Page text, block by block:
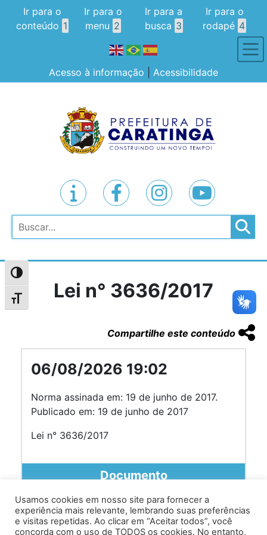
Alternar alto contraste
Alternar tamanho da fonte
Ir para o
conteúdo 1
Ir para o
menu 2
Ir para a
busca 3
Ir para o
rodapé 4
Acesso à informação Acessibilidade
Pesquisar
Lei n° 3636/2017
Compartilhe este conteúdo
06/08/2026 19:02
Norma assinada em: 19 de junho de 2017.
Publicado em: 19 de junho de 2017
Lei n° 3636/2017
Documento
Usamos cookies em nosso site para fornecer a
experiência mais relevante, lembrando suas preferências
e visitas repetidas. Ao clicar em “Aceitar todos”, você
concorda com o uso de TODOS os cookies. No entanto,